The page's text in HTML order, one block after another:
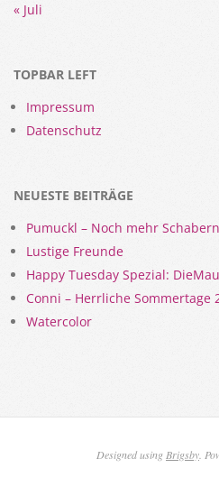
« Juli
TOPBAR LEFT
Impressum
Datenschutz
NEUESTE BEITRÄGE
Pumuckl – Noch mehr
Lustige Freunde
Happy Tuesday Spezial:
Conni – Herrliche Sommertage
Watercolor
Designed using Brigsby .